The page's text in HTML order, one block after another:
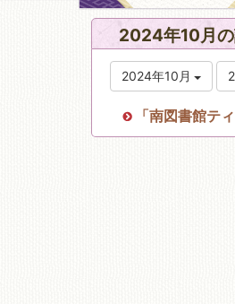
2024年10月
2024年10月
「南図書館テ